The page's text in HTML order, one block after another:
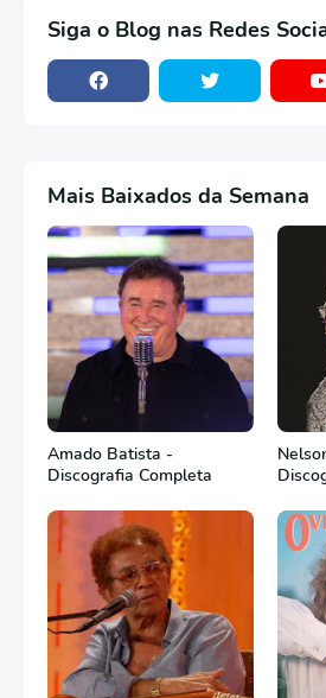
Siga o Blog nas Redes
Mais Baixados da Semana
Amado Batista -
Discografia Completa